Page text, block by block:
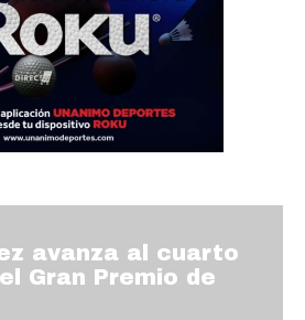
avanza al cuarto
Gran Premio de